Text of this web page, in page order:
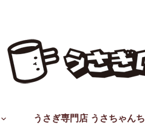
うさぎ専門店 うさちゃんち